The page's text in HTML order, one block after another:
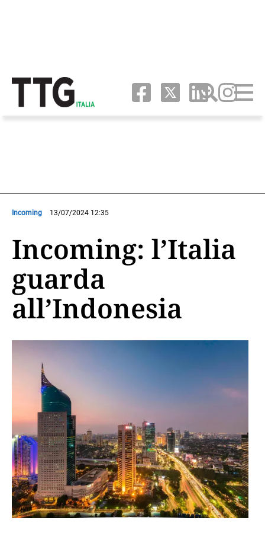
Incoming 13/07/2024 12:35
Incoming: l’Italia
guarda
all’Indonesia